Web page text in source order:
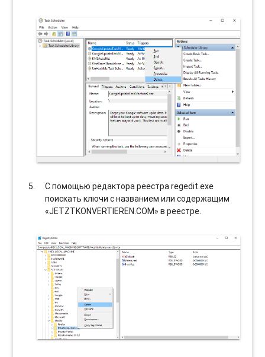
С помощью редактора реестра regedit.exe
поискать ключи с названием или содержащим
«JETZTKONVERTIEREN.COM» в реестре.